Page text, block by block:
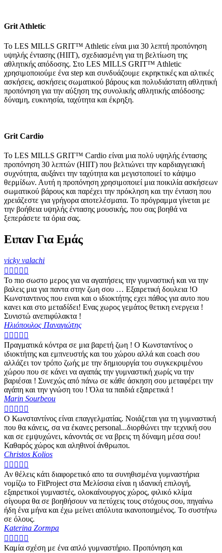
Grit Athletic
Το LES MILLS GRIT™ Athletic είναι μια 30 λεπτή προπόνηση
υψηλής έντασης (HIIT), σχεδιασμένη για τη βελτίωση της
αθλητικής απόδοσης. Στο LES MILLS GRIT™ Athletic
χρησιμοποιούμε ένα step και συνδυάζουμε εκρηκτικές και αλτικές
ασκήσεις, ασκήσεις σωματικού βάρους και πολυδιάστατη αθλητική
προπόνηση για την αύξηση της συνολικής αθλητικής απόδοσης:
δύναμη, ευκινησία, ταχύτητα και έκρηξη.
Grit Cardio
Το LES MILLS GRIT™ Cardio είναι μια πολύ υψηλής έντασης
προπόνηση 30 λεπτών (HIIT) που βελτιώνει την καρδιαγγειακή
συχνότητα, αυξάνει την ταχύτητα και μεγιστοποιεί το κάψιμο
θερμίδων. Αυτή η προπόνηση χρησιμοποιεί μια ποικιλία ασκήσεων
σωματικού βάρους και παρέχει την πρόκληση και την ένταση που
χρειάζεστε για γρήγορα αποτελέσματα. Το πρόγραμμα γίνεται με
την βοήθεια υψηλής έντασης μουσικής, που σας βοηθά να
ξεπεράσετε τα όρια σας.
Ειπαν Για Εμάς
vicky valachi
    
Το πιο σωστο μερος για να αγαπήσεις την γυμναστική και να την
βαλεις μια για παντα στην ζωη σου … Εξαιρετική δουλεια !Ο
Κωνσταντινος που ειναι και ο ιδιοκτήτης εχει πάθος για αυτο που
κανει και στο μεταδίδει! Ενας χωρος γεμάτος θετικη ενεργεια !
Συνιστώ ανεπιφύλακτα !
Ηλιόπουλος Παναγιώτης
    
Πραγματικά κόντρα σε μια βαρετή ζωη ! Ο Κωνσταντίνος ο
ιδιοκτήτης και εμπνευστής και του χώρου αλλά και coach σου
αλλάζει τον τρόπο ζωής με την δημιουργία του συγκεκριμένου
χώρου που σε κάνει να αγαπάς την γυμναστική χωρίς να την
βαριέσαι ! Συνεχώς από πάνω σε κάθε άσκηση σου μεταφέρει την
αγάπη και την γνώση του ! Όλα τα παιδιά εξαιρετικά !
Marin Sourbeou
    
Ο Κωνσταντίνος είναι επαγγελματίας. Νοιάζεται για τη γυμναστική
που θα κάνεις, σα να έκανες personal...διορθώνει την τεχνική σου
και σε εμψυχώνει, κάνοντάς σε να βρεις τη δύναμη μέσα σου!
Καθαρός χώρος και αληθινοί άνθρωποι.
Christos Kolios
    
Αν θέλεις κάτι διαφορετικό απο τα συνηθισμένα γυμναστήρια
νομίζω το FitProject στα Μελίσσια είναι η ιδανική επιλογή,
εξαιρετικοί γυμναστές, ολοκαίνουργος χώρος, φιλικό κλίμα
σίγουρα θα σε βοηθήσουν να πετύχεις τους στόχους σου, πηγαίνω
ήδη ένα μήνα και έχω μείνει απόλυτα ικανοποιημένος. Το συστήνω
σε όλους.
Katerina Zormpa
    
Καμία σχέση με ένα απλό γυμναστήριο. Προπόνηση και